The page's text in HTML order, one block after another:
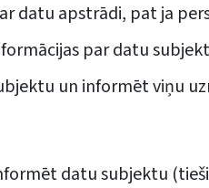
datu apstrādi, pat ja
par datu
un informēt viņu
datu subjektu